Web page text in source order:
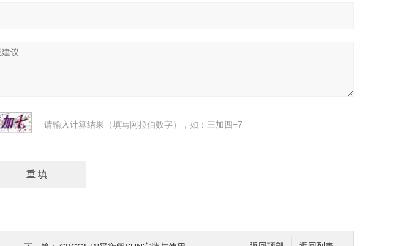
请输入计算结果（填写阿拉伯数字），如：三加四=7